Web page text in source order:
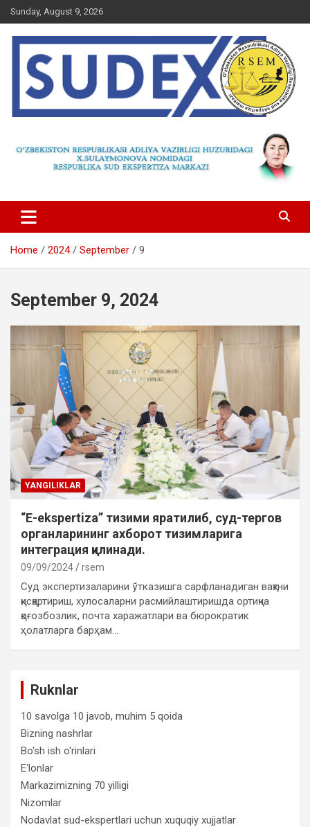
Skip
to
content
Sunday, August 9, 2026
Home 2024 September 9
September 9, 2024
YANGILIKLAR
“E-ekspertiza” тизими яратилиб, суд-тергов
органларининг ахборот тизимларига
интеграция қилинади.
09/09/2024 rsem
Суд экспертизаларини ўтказишга сарфланадиган вақтни
қисқартириш, хулосаларни расмийлаштиришда ортиқча
қоғозбозлик, почта харажатлари ва бюрократик
ҳолатларга барҳам…
Ruknlar
10 savolga 10 javob, muhim 5 qoida
Bizning nashrlar
Bo'sh ish o'rinlari
Eʻlonlar
Markazimizning 70 yilligi
Nizomlar
Nodavlat sud-ekspertlari uchun xuquqiy xujjatlar